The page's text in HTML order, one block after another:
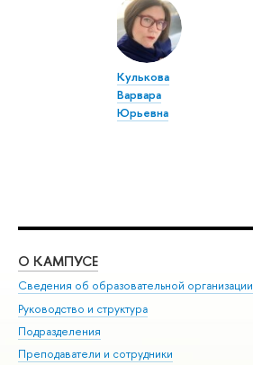
Кулькова
Варвара
Юрьевна
О КАМПУСЕ
Сведения об образовательной организации
Руководство и структура
Подразделения
Преподаватели и сотрудники